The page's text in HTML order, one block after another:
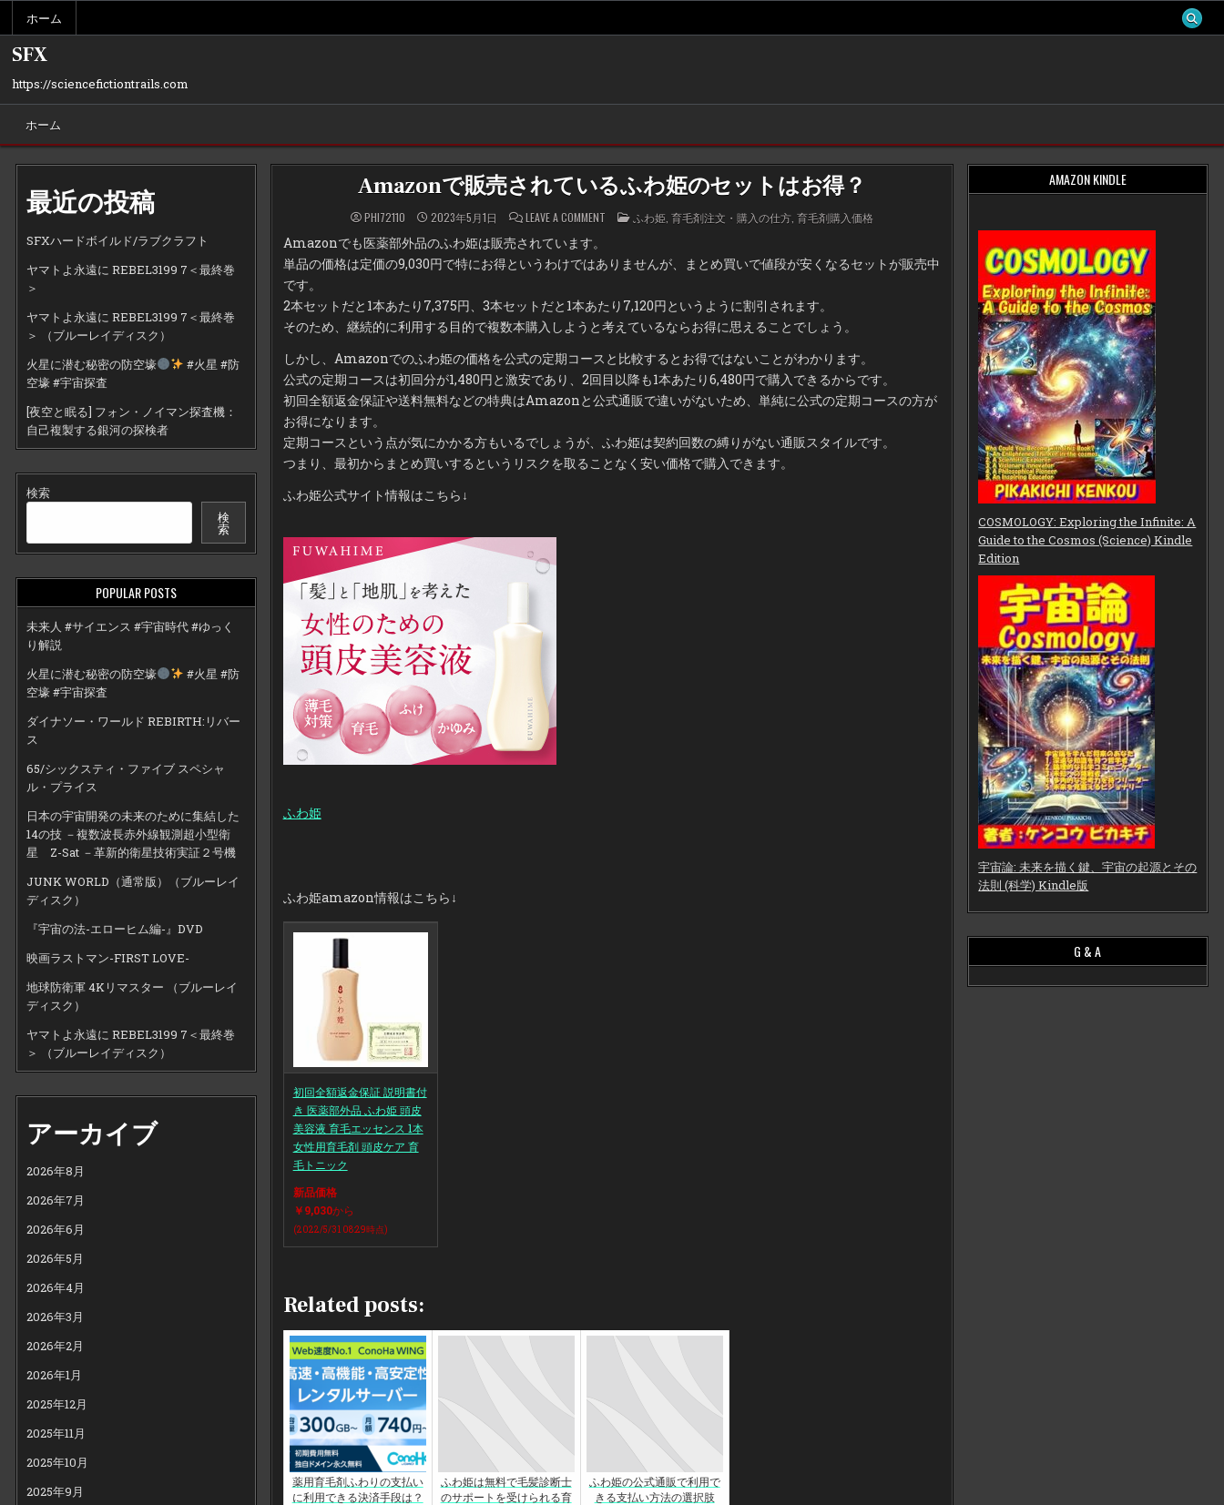
content
ホーム
SFX
https://sciencefictiontrails.com
ホーム
最近の投稿
SFXハードボイルド/ラブクラフト
ヤマトよ永遠に REBEL3199 7＜最終巻
＞
ヤマトよ永遠に REBEL3199 7＜最終巻
＞ （ブルーレイディスク）
火星に潜む秘密の防空壕
#火星 #防
空壕 #宇宙探査
[夜空と眠る] フォン・ノイマン探査機：
自己複製する銀河の探検者
検索
検
索
POPULAR POSTS
未来人 #サイエンス #宇宙時代 #ゆっく
り解説
火星に潜む秘密の防空壕
#火星 #防
空壕 #宇宙探査
ダイナソー・ワールド REBIRTH:リバー
ス
65/シックスティ・ファイブ スペシャ
ル・プライス
日本の宇宙開発の未来のために集結した
14の技 －複数波長赤外線観測超小型衛
星 Z-Sat －革新的衛星技術実証２号機
JUNK WORLD（通常版）（ブルーレイ
ディスク）
『宇宙の法-エローヒム編-』DVD
映画ラストマン-FIRST LOVE-
地球防衛軍 4Kリマスター （ブルーレイ
ディスク）
ヤマトよ永遠に REBEL3199 7＜最終巻
＞ （ブルーレイディスク）
アーカイブ
2026年8月
2026年7月
2026年6月
2026年5月
2026年4月
2026年3月
2026年2月
2026年1月
2025年12月
2025年11月
2025年10月
2025年9月
Amazonで販売されているふわ姫のセットはお得？
PHI72110 2023年5月1日 LEAVE A COMMENTON
AMAZON
売
さ
い
る
ふ
わ
の
セ
ッ
ト
は
POSTED
IN
ふわ姫, 育毛剤注文・購入の仕方, 育毛剤購入価格
Amazonでも医薬部外品のふわ姫は販売されています。
単品の価格は定価の9,030円で特にお得というわけではありませんが、まとめ買いで値段が安くなるセットが販売中
です。
2本セットだと1本あたり7,375円、3本セットだと1本あたり7,120円というように割引されます。
そのため、継続的に利用する目的で複数本購入しようと考えているならお得に思えることでしょう。
しかし、Amazonでのふわ姫の価格を公式の定期コースと比較するとお得ではないことがわかります。
公式の定期コースは初回分が1,480円と激安であり、2回目以降も1本あたり6,480円で購入できるからです。
初回全額返金保証や送料無料などの特典はAmazonと公式通販で違いがないため、単純に公式の定期コースの方が
お得になります。
定期コースという点が気にかかる方もいるでしょうが、ふわ姫は契約回数の縛りがない通販スタイルです。
つまり、最初からまとめ買いするというリスクを取ることなく安い価格で購入できます。
ふわ姫公式サイト情報はこちら↓
ふわ姫
ふわ姫amazon情報はこちら↓
初回全額返金保証 説明書付
き 医薬部外品 ふわ姫 頭皮
美容液 育毛エッセンス 1本
女性用育毛剤 頭皮ケア 育
毛トニック
新品価格
￥9,030から
(2022/5/31 08:29時点)
Related posts:
薬用育毛剤ふわりの支払い
に利用できる決済手段は？
ふわ姫は無料で毛髪診断士
のサポートを受けられる育
ふわ姫の公式通販で利用で
きる支払い方法の選択肢
AMAZON KINDLE
COSMOLOGY: Exploring the Infinite: A
Guide to the Cosmos (Science) Kindle
Edition
宇宙論: 未来を描く鍵、宇宙の起源とその
法則 (科学) Kindle版
G & A